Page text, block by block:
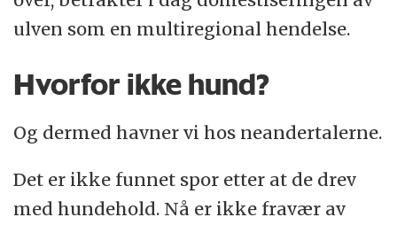
ulven som en multiregional hendelse.
Hvorfor ikke hund?
Og dermed havner vi hos neandertalerne.
Det er ikke funnet spor etter at de drev
med hundehold. Nå er ikke fravær av